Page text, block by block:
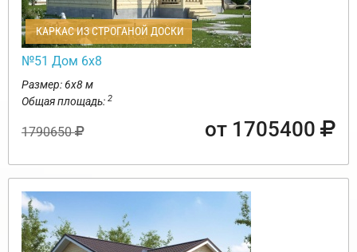
КАРКАС ИЗ СТРОГАНОЙ ДОСКИ
№51 Дом 6х8
Размер: 6х8 м
Общая площадь: 2
1790650 от 1705400